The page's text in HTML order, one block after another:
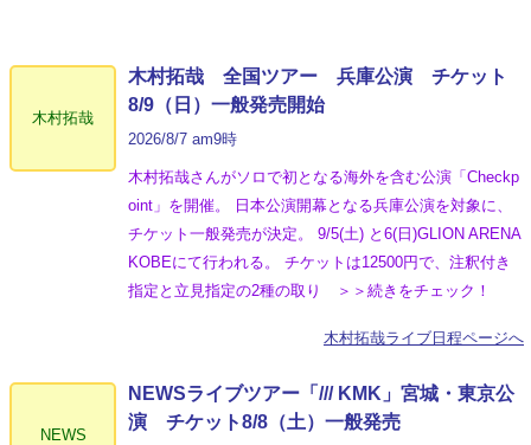
木村拓哉
木村拓哉 全国ツアー 兵庫公演 チケット
8/9（日）一般発売開始
2026/8/7 am9時
木村拓哉さんがソロで初となる海外を含む公演「Checkp
oint」を開催。 日本公演開幕となる兵庫公演を対象に、
チケット一般発売が決定。 9/5(土) と6(日)GLION ARENA
KOBEにて行われる。 チケットは12500円で、注釈付き
指定と立見指定の2種の取り ＞＞続きをチェック！
木村拓哉ライブ日程ページへ
NEWS
NEWSライブツアー「/// KMK」宮城・東京公
演 チケット8/8（土）一般発売